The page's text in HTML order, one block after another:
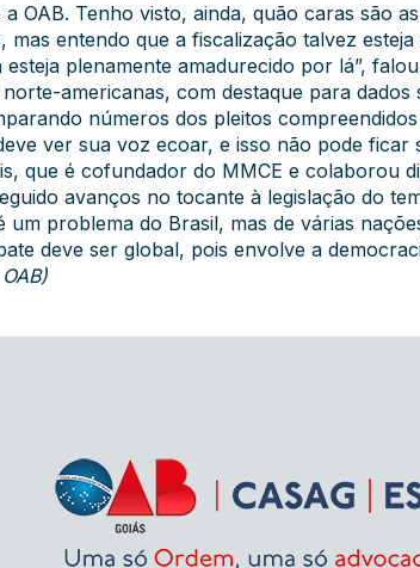
OAB. Tenho visto, ainda, quão caras são
entendo que a fiscalização talvez
plenamente amadurecido por lá”,
americanas, com destaque para
números dos pleitos
ver sua voz ecoar, e isso não pode ficar
que é cofundador do MMCE e colaborou
avanços no tocante à legislação do
um problema do Brasil, mas de várias
deve ser global, pois envolve a